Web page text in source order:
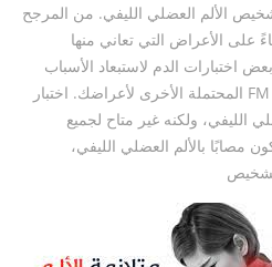
الألم العضلي الليفي. من المرجح
على الأعراض التي تعاني منها
اختبارات الدم لاستبعاد الأسباب
المحتملة الأخرى لأعراضك. اختبار FM / a هو اختبار دم يمكن استخدامه
الليفي، ولكنه غير متاح لجميع
مصابًا بالألم العضلي الليفي،